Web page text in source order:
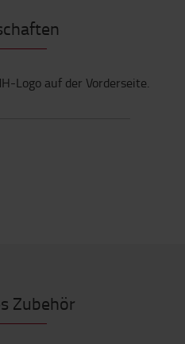
Logo auf der Vorderseite.
Zubehör